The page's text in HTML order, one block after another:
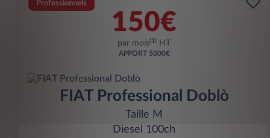
Professionnels
150€
par mois(1) HT
APPORT 5000€
FIAT Professional Doblò
Taille M
Diesel 100ch